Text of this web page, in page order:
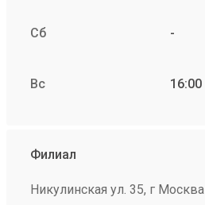
Сб -
Вс 16:00
Филиал
Никулинская ул. 35, г Москва